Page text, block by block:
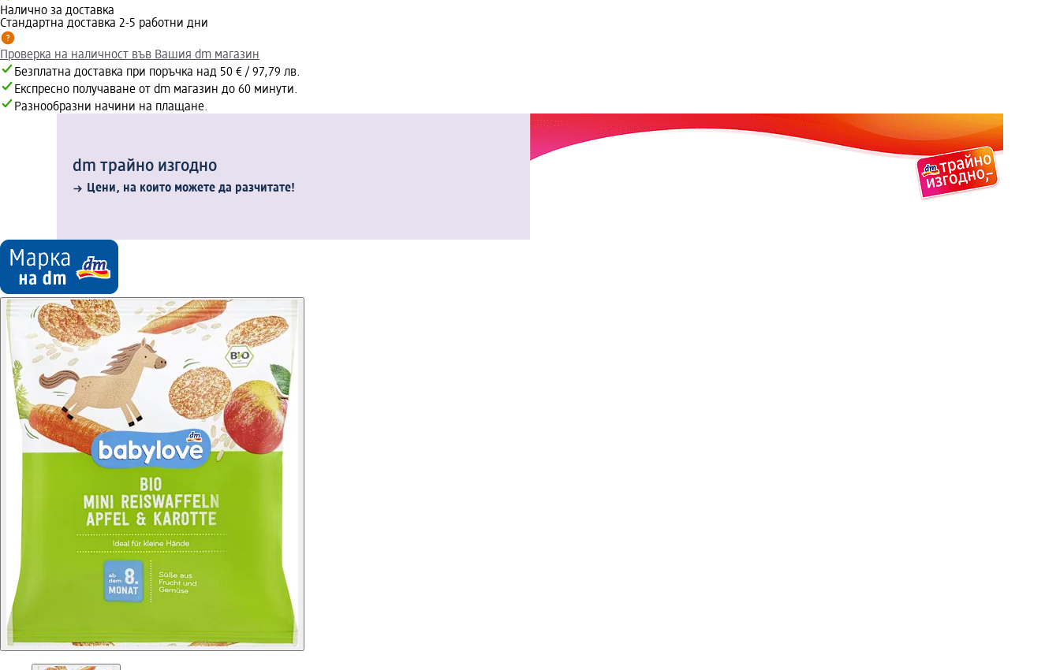
Налично за доставка
Стандартна доставка 2-5 работни дни
Проверка на наличност във Вашия dm магазин
Безплатна доставка при поръчка над 50 € / 97,79 лв.
Експресно получаване от dm магазин до 60 минути.
Разнообразни начини на плащане.
dm трайно изгодно
Цени, на които можете да разчитате!